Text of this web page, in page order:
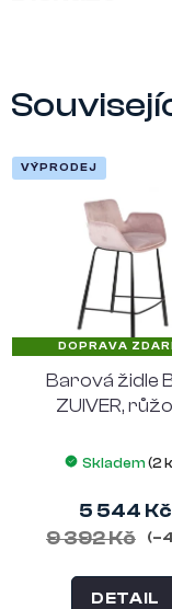
VÝPRODEJ
DOPRAVA
Barová židle
ZUIVER,
Skladem (2
5 544 Kč
9 392 Kč
DETAIL